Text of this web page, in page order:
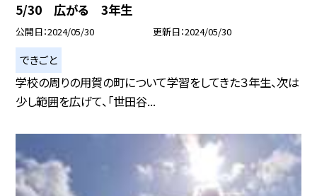
5/30 広がる 3年生
公開日 2024/05/30 更新日 2024/05/30
できごと
学校の周りの用賀の町について学習をしてきた３年生、次は
少し範囲を広げて、「世田谷...